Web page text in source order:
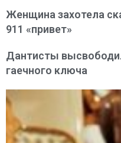
Женщина захотела
911 «привет»
Дантисты
гаечного ключа